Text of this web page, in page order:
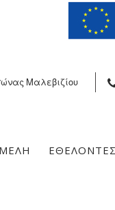
Μαλεβιζίου
ΜΕΛΗ ΕΘΕΛΟΝΤΕΣ